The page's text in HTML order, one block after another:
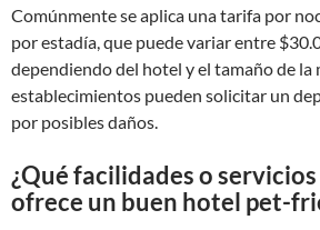
Comúnmente se aplica una tarifa por
por estadía, que puede variar entre
dependiendo del hotel y el tamaño de la
establecimientos pueden solicitar un
por posibles daños.
¿Qué facilidades o
ofrece un buen hotel pet-